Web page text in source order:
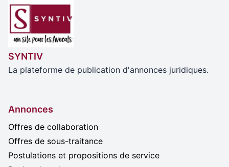
SYNTIV
La plateforme de publication d'annonces juridiques.
Annonces
Offres de collaboration
Offres de sous-traitance
Postulations et propositions de service